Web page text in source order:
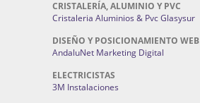
CRISTALERÍA, ALUMINIO Y PVC
Cristaleria Aluminios & Pvc Glasysur
DISEÑO Y POSICIONAMIENTO WEB
AndaluNet Marketing Digital
ELECTRICISTAS
3M Instalaciones